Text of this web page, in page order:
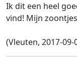
Ik dit een heel
vind! Mijn
(Vleuten, 2017-09-